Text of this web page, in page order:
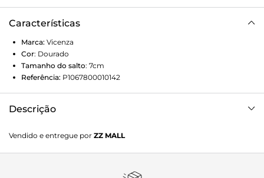
Características
Marca: Vicenza
Cor: Dourado
Tamanho do salto: 7cm
Referência: P1067800010142
Descrição
sofisticada e descomplicada para compor looks casuais e
elegantes. A cara da temporada!
Vendido e entregue por ZZ MALL